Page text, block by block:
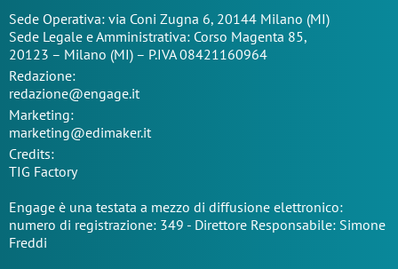
Sede Operativa: via Coni Zugna 6, 20144 Milano (MI)
Sede Legale e Amministrativa: Corso Magenta 85,
20123 – Milano (MI) – P.IVA 08421160964
Redazione:
redazione@engage.it
Marketing:
marketing@edimaker.it
Credits:
TIG Factory
Engage è una testata a mezzo di diffusione elettronico:
numero di registrazione: 349 - Direttore Responsabile: Simone
Freddi